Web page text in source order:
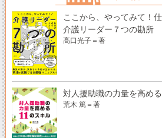
ここから、やってみて！
介護リーダー７つの勘所
髙口光子＝著
対人援助職の力量を高め
荒木 篤＝著